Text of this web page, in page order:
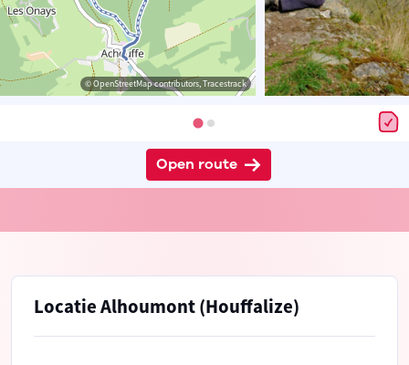
© OpenStreetMap contributors, Tracestrack
Open route
Locatie Alhoumont (Houffalize)